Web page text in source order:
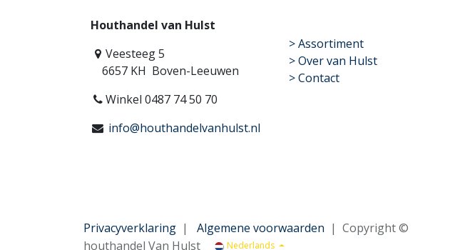
Houthandel van Hulst
Veesteeg 5
6657 KH Boven-Leeuwen
Winkel 0487 74 50 70
info@houthandelvanhulst.nl
​>Assortiment
> Over van Hulst
> Contact
Privacyverklaring | Algemene voorwaarden | Copyright ©
houthandel Van Hulst
Nederlands